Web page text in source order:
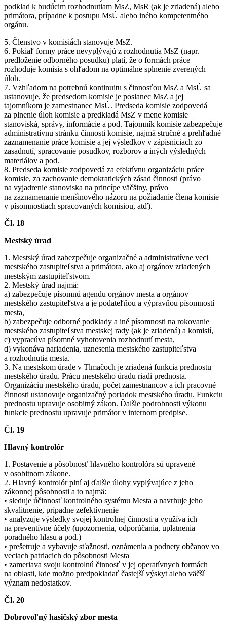
podklad k budúcim rozhodnutiam MsZ, MsR (ak je zriadená) alebo
primátora, prípadne k postupu MsÚ alebo iného kompetentného
orgánu.
5. Členstvo v komisiách stanovuje MsZ.
6. Pokiaľ formy práce nevyplývajú z rozhodnutia MsZ (napr.
predloženie odborného posudku) platí, že o formách práce
rozhoduje komisia s ohľadom na optimálne splnenie zverených
úloh.
7. Vzhľadom na potrebnú kontinuitu s činnosťou MsZ a MsÚ sa
ustanovuje, že predsedom komisie je poslanec MsZ a jej
tajomníkom je zamestnanec MsÚ. Predseda komisie zodpovedá
za plnenie úloh komisie a predkladá MsZ v mene komisie
stanoviská, správy, informácie a pod. Tajomník komisie zabezpečuje
administratívnu stránku činnosti komisie, najmä stručné a prehľadné
zaznamenanie práce komisie a jej výsledkov v zápisniciach zo
zasadnutí, spracovanie posudkov, rozborov a iných výsledných
materiálov a pod.
8. Predseda komisie zodpovedá za efektívnu organizáciu práce
komisie, za zachovanie demokratických zásad činnosti (právo
na vyjadrenie stanoviska na princípe väčšiny, právo
na zaznamenanie menšinového názoru na požiadanie člena komisie
v písomnostiach spracovaných komisiou, atď).
Čl. 18
Mestský úrad
1. Mestský úrad zabezpečuje organizačné a administratívne veci
mestského zastupiteľstva a primátora, ako aj orgánov zriadených
mestským zastupiteľstvom.
2. Mestský úrad najmä:
a) zabezpečuje písomnú agendu orgánov mesta a orgánov
mestského zastupiteľstva a je podateľňou a výpravňou písomností
mesta,
b) zabezpečuje odborné podklady a iné písomnosti na rokovanie
mestského zastupiteľstva mestskej rady (ak je zriadená) a komisií,
c) vypracúva písomné vyhotovenia rozhodnutí mesta,
d) vykonáva nariadenia, uznesenia mestského zastupiteľstva
a rozhodnutia mesta.
3. Na mestskom úrade v Tlmačoch je zriadená funkcia prednostu
mestského úradu. Prácu mestského úradu riadi prednosta.
Organizáciu mestského úradu, počet zamestnancov a ich pracovné
činnosti ustanovuje organizačný poriadok mestského úradu. Funkciu
prednostu upravuje osobitný zákon. Ďalšie podrobnosti výkonu
funkcie prednostu upravuje primátor v internom predpise.
Čl. 19
Hlavný kontrolór
1. Postavenie a pôsobnosť hlavného kontrolóra sú upravené
v osobitnom zákone.
2. Hlavný kontrolór plní aj ďalšie úlohy vyplývajúce z jeho
zákonnej pôsobnosti a to najmä:
• sleduje účinnosť kontrolného systému Mesta a navrhuje jeho
skvalitnenie, prípadne zefektívnenie
• analyzuje výsledky svojej kontrolnej činnosti a využíva ich
na preventívne účely (upozornenia, odporúčania, uplatnenia
poradného hlasu a pod.)
• prešetruje a vybavuje sťažnosti, oznámenia a podnety občanov vo
veciach patriacich do pôsobnosti Mesta
• zameriava svoju kontrolnú činnosť v jej operatívnych formách
na oblasti, kde možno predpokladať častejší výskyt alebo väčší
význam nedostatkov.
Čl. 20
Dobrovoľný hasičský zbor mesta